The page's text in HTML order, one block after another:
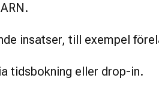
insatser, till exempel
tidsbokning eller drop-in.